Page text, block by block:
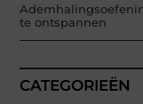
te ontspannen
CATEGORIEËN